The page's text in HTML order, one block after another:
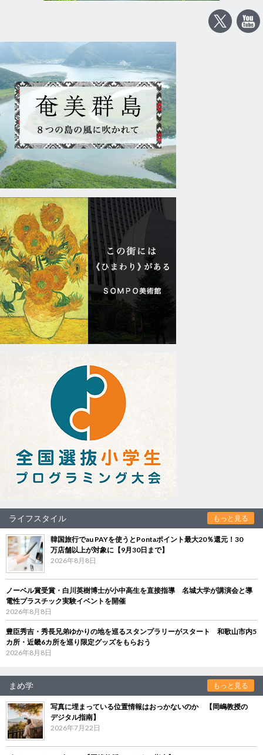
ライフスタイル もっと見る
韓国旅行でau PAYを使うとPontaポイント最大20％還元！30
万店舗以上が対象に【9月30日まで】
2026年8月8日
ノーベル賞受賞・白川英樹博士が小中高生を直接指導 名城大学が講演会と導
電性プラスチック実験イベントを開催
2026年8月8日
豊臣秀吉・秀長兄弟ゆかりの地を巡るスタンプラリーがスタート 和歌山市内5
カ所・近畿6カ所を巡り限定グッズをもらおう
2026年8月8日
まめ学 もっと見る
写真に埋まっている位置情報はおっかないのか 【岡嶋教授の
デジタル指南】
2026年7月22日